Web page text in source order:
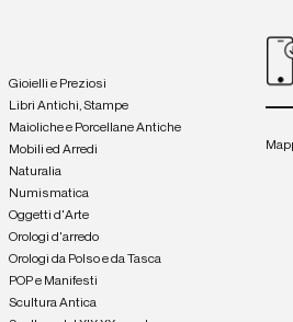
Gioielli e Preziosi
Libri Antichi, Stampe
Maioliche e Porcellane Antiche
Mobili ed Arredi
Naturalia
Numismatica
Oggetti d'Arte
Orologi d'arredo
Orologi da Polso e da Tasca
POP e Manifesti
Scultura Antica